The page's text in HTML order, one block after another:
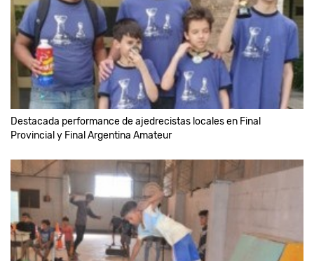
Destacada performance de ajedrecistas locales en Final
Provincial y Final Argentina Amateur